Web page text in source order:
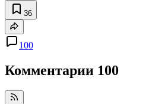
36
100
Комментарии 100